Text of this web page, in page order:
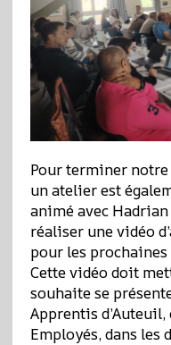
Pour terminer
un atelier est
animé avec Hadrian
réaliser une vidéo
pour les
Cette vidéo doit
souhaite se
Apprentis d’Auteuil,
Employés, dans les